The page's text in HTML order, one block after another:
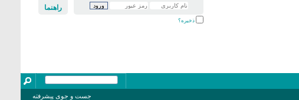
راهنما
ذخیره؟
جست و جوی پیشرفته